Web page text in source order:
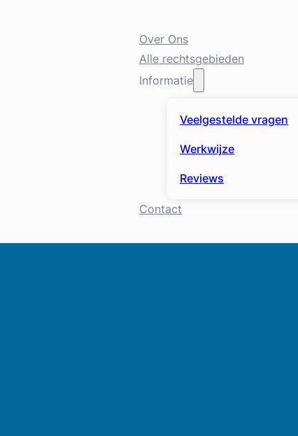
Over Ons
Alle rechtsgebieden
Informatie
Veelgestelde vragen
Werkwijze
Reviews
Contact